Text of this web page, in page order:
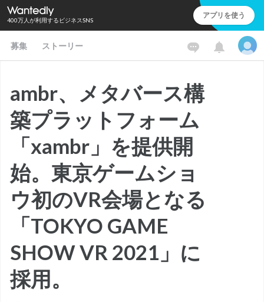
400万人が利用するビジネスSNS アプリを使う
募集 ストーリー
ambr、メタバース構
築プラットフォーム
「xambr」を提供開
始。東京ゲームショ
ウ初のVR会場となる
「TOKYO GAME
SHOW VR 2021」に
採用。